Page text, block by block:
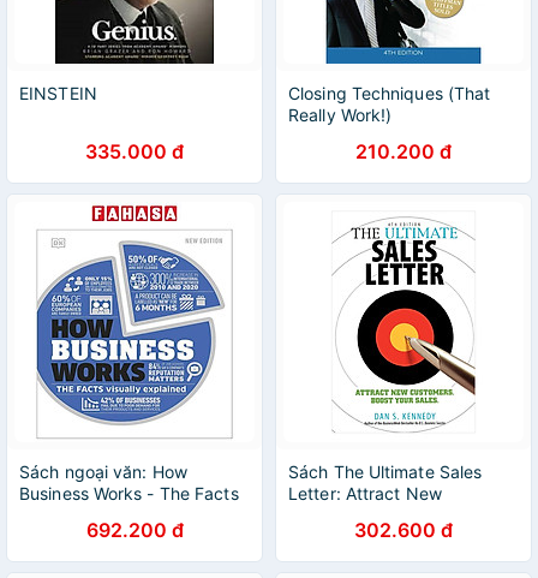
EINSTEIN
335.000 đ
Closing Techniques (That
Really Work!)
210.200 đ
Sách ngoại văn: How
Business Works - The Facts
692.200 đ
Sách The Ultimate Sales
Letter: Attract New
302.600 đ